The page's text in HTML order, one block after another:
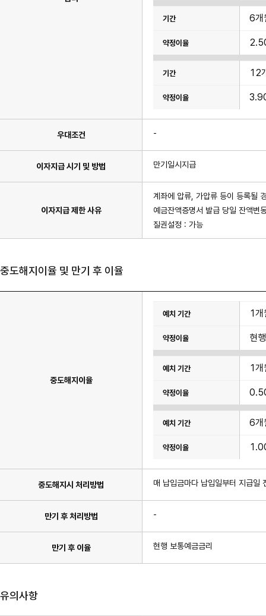
이
6개
12
우대조건 -
이자지급 시기 및 방법 만기일시지급
이자지급 제한 사유
계좌에 압류, 가압류 등이 등록될
예금잔액증명서 발급 당일 잔액변
질권설정 : 가능
중도해지이율 및 만기 후 이율
중도해지이율
표
정
이
니
다.
1개
현
1개
6개
중도해지시 처리방법 매 납입금마다 납입일부터 지급일
만기 후 처리방법 -
만기 후 이율 현행 보통예금금리
유의사항